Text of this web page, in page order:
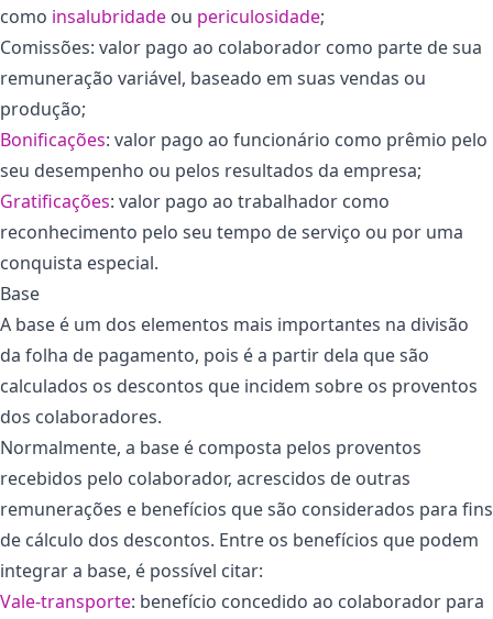
como insalubridade ou periculosidade;
Comissões: valor pago ao colaborador como parte de sua
remuneração variável, baseado em suas vendas ou
produção;
Bonificações: valor pago ao funcionário como prêmio pelo
seu desempenho ou pelos resultados da empresa;
Gratificações: valor pago ao trabalhador como
reconhecimento pelo seu tempo de serviço ou por uma
conquista especial.
Base
A base é um dos elementos mais importantes na divisão
da folha de pagamento, pois é a partir dela que são
calculados os descontos que incidem sobre os proventos
dos colaboradores.
Normalmente, a base é composta pelos proventos
recebidos pelo colaborador, acrescidos de outras
remunerações e benefícios que são considerados para fins
de cálculo dos descontos. Entre os benefícios que podem
integrar a base, é possível citar:
Vale-transporte: benefício concedido ao colaborador para